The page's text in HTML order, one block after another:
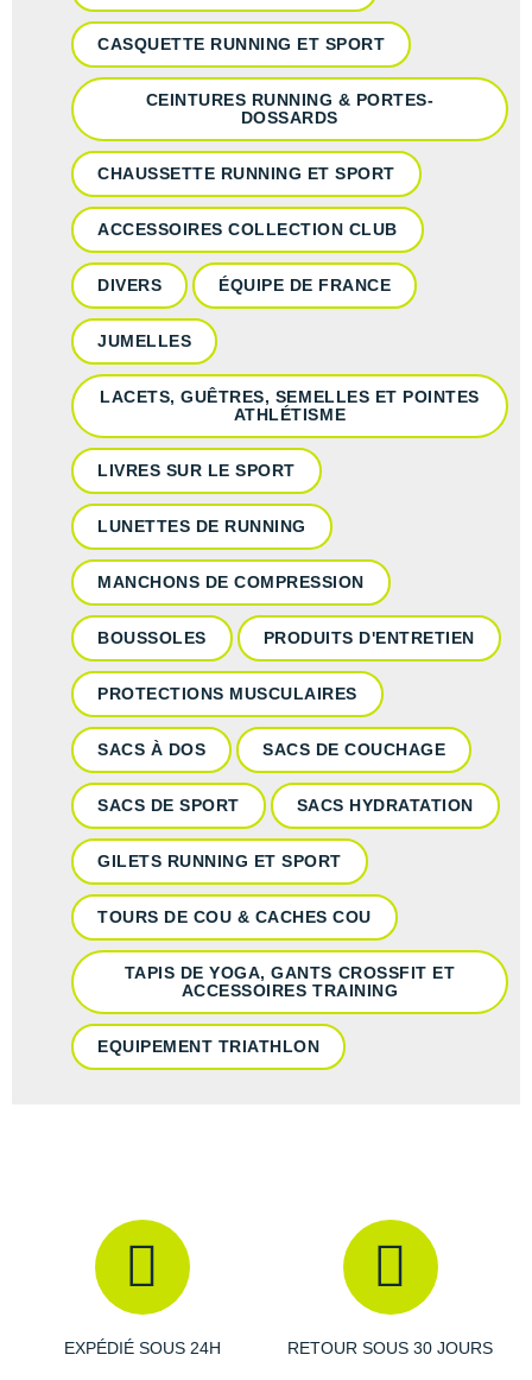
CASQUETTE RUNNING ET SPORT
CEINTURES RUNNING & PORTES-
DOSSARDS
CHAUSSETTE RUNNING ET SPORT
ACCESSOIRES COLLECTION CLUB
DIVERS ÉQUIPE DE FRANCE
JUMELLES
LACETS, GUÊTRES, SEMELLES ET POINTES
ATHLÉTISME
LIVRES SUR LE SPORT
LUNETTES DE RUNNING
MANCHONS DE COMPRESSION
BOUSSOLES PRODUITS D'ENTRETIEN
PROTECTIONS MUSCULAIRES
SACS À DOS SACS DE COUCHAGE
SACS DE SPORT SACS HYDRATATION
GILETS RUNNING ET SPORT
TOURS DE COU & CACHES COU
TAPIS DE YOGA, GANTS CROSSFIT ET
ACCESSOIRES TRAINING
EQUIPEMENT TRIATHLON
EXPÉDIÉ SOUS 24H RETOUR SOUS 30 JOURS